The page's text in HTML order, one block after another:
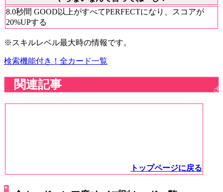
8.0秒間 GOOD以上がすべてPERFECTになり、スコアが
20%UPする
※スキルレベル最大時の情報です。
検索機能付き！全カード一覧
関連記事
トップページに戻る